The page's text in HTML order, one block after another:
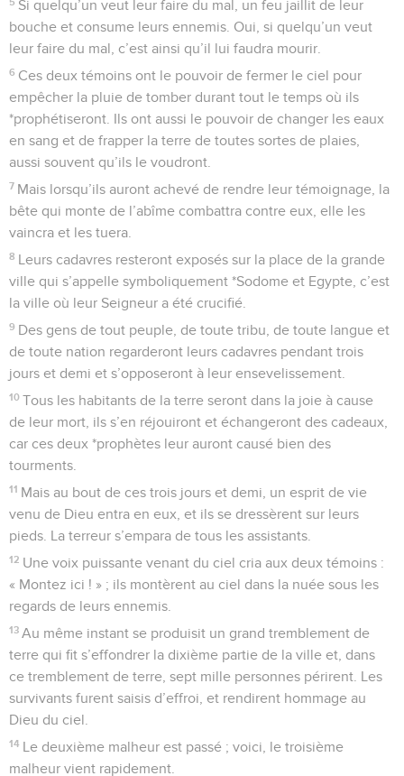
Si quelqu’un veut leur faire du mal, un feu jaillit de leur
bouche et consume leurs ennemis. Oui, si quelqu’un veut
leur faire du mal, c’est ainsi qu’il lui faudra mourir.
6 Ces deux témoins ont le pouvoir de fermer le ciel pour
empêcher la pluie de tomber durant tout le temps où ils
*prophétiseront. Ils ont aussi le pouvoir de changer les eaux
en sang et de frapper la terre de toutes sortes de plaies,
aussi souvent qu’ils le voudront.
7 Mais lorsqu’ils auront achevé de rendre leur témoignage, la
bête qui monte de l’abîme combattra contre eux, elle les
vaincra et les tuera.
8 Leurs cadavres resteront exposés sur la place de la grande
ville qui s’appelle symboliquement *Sodome et Egypte, c’est
la ville où leur Seigneur a été crucifié.
9 Des gens de tout peuple, de toute tribu, de toute langue et
de toute nation regarderont leurs cadavres pendant trois
jours et demi et s’opposeront à leur ensevelissement.
10 Tous les habitants de la terre seront dans la joie à cause
de leur mort, ils s’en réjouiront et échangeront des cadeaux,
car ces deux *prophètes leur auront causé bien des
tourments.
11 Mais au bout de ces trois jours et demi, un esprit de vie
venu de Dieu entra en eux, et ils se dressèrent sur leurs
pieds. La terreur s’empara de tous les assistants.
12 Une voix puissante venant du ciel cria aux deux témoins :
« Montez ici ! » ; ils montèrent au ciel dans la nuée sous les
regards de leurs ennemis.
13 Au même instant se produisit un grand tremblement de
terre qui fit s’effondrer la dixième partie de la ville et, dans
ce tremblement de terre, sept mille personnes périrent. Les
survivants furent saisis d’effroi, et rendirent hommage au
Dieu du ciel.
14 Le deuxième malheur est passé ; voici, le troisième
malheur vient rapidement.